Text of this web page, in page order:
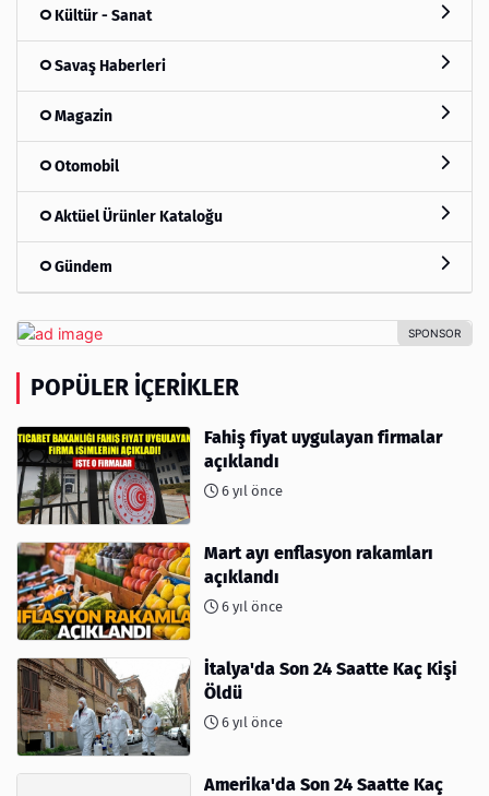
Kültür - Sanat
Savaş Haberleri
Magazin
Otomobil
Aktüel Ürünler Kataloğu
Gündem
POPÜLER İÇERIKLER
Fahiş fiyat uygulayan firmalar
açıklandı
6 yıl önce
Mart ayı enflasyon rakamları
açıklandı
6 yıl önce
İtalya'da Son 24 Saatte Kaç Kişi
Öldü
6 yıl önce
Amerika'da Son 24 Saatte Kaç